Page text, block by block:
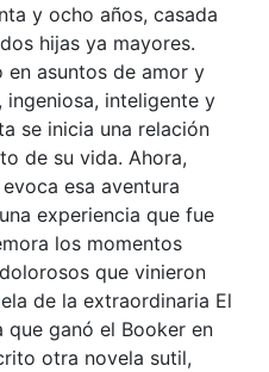
y ocho años, casada
hijas ya mayores.
en asuntos de amor y
ingeniosa, inteligente y
se inicia una relación
de su vida. Ahora,
esa aventura
experiencia que fue
los momentos
que vinieron
de la extraordinaria El
ganó el Booker en
otra novela sutil,